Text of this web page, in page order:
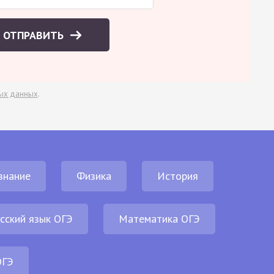
ОТПРАВИТЬ
данных.
Физика История
язык ОГЭ Математика ОГЭ